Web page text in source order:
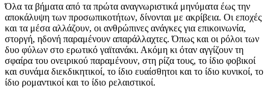
Όλα τα βήματα από τα πρώτα αναγνωριστικά μηνύματα έως την
αποκάλυψη των προσωπικοτήτων, δίνονται με ακρίβεια. Οι εποχές
και τα μέσα αλλάζουν, οι ανθρώπινες ανάγκες για επικοινωνία,
στοργή, ηδονή παραμένουν απαράλλαχτες. Όπως και οι ρόλοι των
δυο φύλων στο ερωτικό γαϊτανάκι. Ακόμη κι όταν αγγίζουν τη
σφαίρα του ονειρικού παραμένουν, στη ρίζα τους, το ίδιο φοβικοί
και συνάμα διεκδικητικοί, το ίδιο ευαίσθητοι και το ίδιο κυνικοί, το
ίδιο ρομαντικοί και το ίδιο ρελαιστικοί.